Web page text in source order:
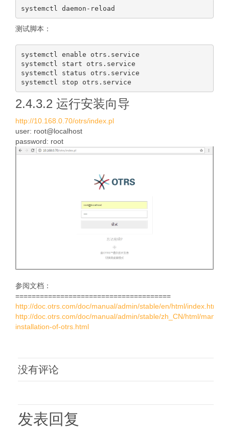
测试脚本：
systemctl enable otrs.service
systemctl start otrs.service
systemctl status otrs.service
2.4.3.2 运行安装向导
http://10.168.0.70/otrs/index.pl
user: root@localhost
password: root
参阅文档：
======================================
http://doc.otrs.com/doc/manual/admin/stable/en/html/index.html
http://doc.otrs.com/doc/manual/admin/stable/zh_CN/html/manual-
installation-of-otrs.html
没有评论
发表回复